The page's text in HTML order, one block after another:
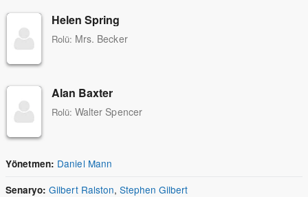
Helen Spring
Rolü: Mrs. Becker
Alan Baxter
Rolü: Walter Spencer
Yönetmen: Daniel Mann
Senaryo: Gilbert Ralston, Stephen Gilbert